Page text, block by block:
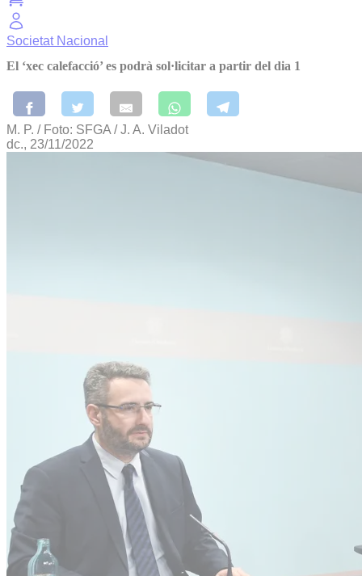
Societat Nacional
El ‘xec calefacció’ es podrà sol·licitar a partir del dia 1
M. P. / Foto: SFGA / J. A. Viladot
dc., 23/11/2022